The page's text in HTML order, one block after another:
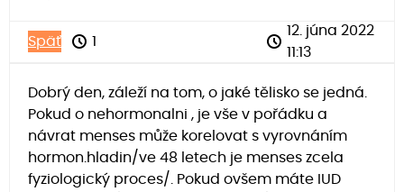
Späť 1
12. júna 2022
11:13
Dobrý den, záleží na tom, o jaké tělisko se jedná.
Pokud o nehormonalni , je vše v pořádku a
návrat menses může korelovat s vyrovnáním
hormon.hladin/ve 48 letech je menses zcela
fyziologický proces/. Pokud ovšem máte IUD